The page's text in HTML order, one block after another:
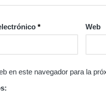
* Web
en este navegador para la